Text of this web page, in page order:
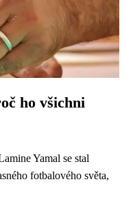
ho všichni
Yamal se stal
fotbalového světa,